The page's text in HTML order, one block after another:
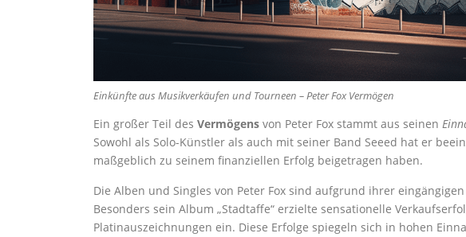
Einkünfte aus Musikverkäufen und Tourneen – Peter Fox Vermögen
Ein großer Teil des Vermögens von Peter Fox stammt aus seinen
Sowohl als Solo-Künstler als auch mit seiner Band Seeed hat er
maßgeblich zu seinem finanziellen Erfolg beigetragen haben.
Die Alben und Singles von Peter Fox sind aufgrund ihrer
Besonders sein Album „Stadtaffe“ erzielte sensationelle
Platinauszeichnungen ein. Diese Erfolge spiegeln sich in hohen